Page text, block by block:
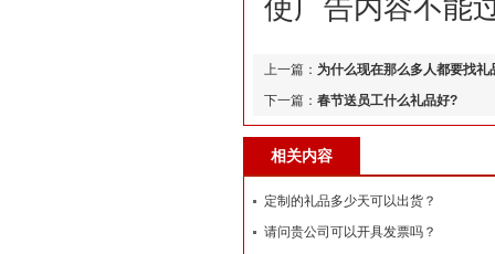
使广告内容不能
上一篇： 为什么现在那么多人都要找
下一篇： 春节送员工什么礼品好?
相关内容
定制的礼品多少天可以出货？
请问贵公司可以开具发票吗？